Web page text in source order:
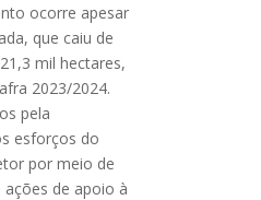
ocorre apesar
que caiu de
mil hectares,
2023/2024.
pela
esforços do
por meio de
de apoio à